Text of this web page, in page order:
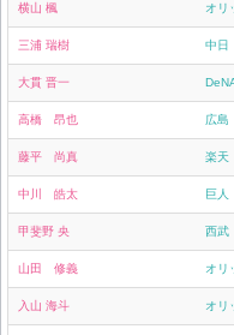
横山 楓 オリ
三浦 瑞樹 中日
大貫 晋一
高橋 昂也 広島
藤平 尚真 楽天
中川 皓太 巨人
甲斐野 央 西武
山田 修義 オリ
入山 海斗 オリ